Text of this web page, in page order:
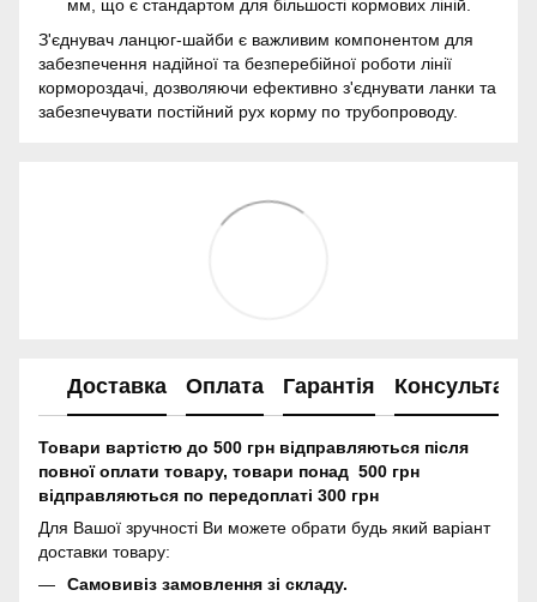
мм, що є стандартом для більшості кормових ліній.
З'єднувач ланцюг-шайби є важливим компонентом для
забезпечення надійної та безперебійної роботи лінії
кормороздачі, дозволяючи ефективно з'єднувати ланки та
забезпечувати постійний рух корму по трубопроводу.
Доставка Оплата Гарантія Консультація
Товари вартістю до 500 грн відправляються після
повної оплати товару, товари понад 500 грн
відправляються по передоплаті 300 грн
Для Вашої зручності Ви можете обрати будь який варіант
доставки товару:
Самовивіз замовлення зі складу.